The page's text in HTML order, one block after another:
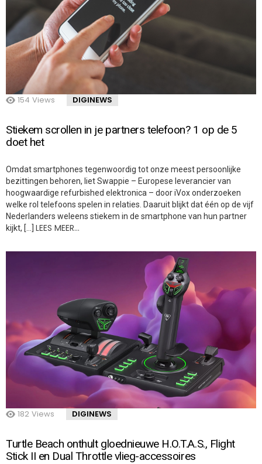
154 Views DIGINEWS
Stiekem scrollen in je partners telefoon? 1 op de 5
doet het
Omdat smartphones tegenwoordig tot onze meest persoonlijke
bezittingen behoren, liet Swappie – Europese leverancier van
hoogwaardige refurbished elektronica – door iVox onderzoeken
welke rol telefoons spelen in relaties. Daaruit blijkt dat één op de vijf
Nederlanders weleens stiekem in de smartphone van hun partner
kijkt, […] LEES MEER…
182 Views DIGINEWS
Turtle Beach onthult gloednieuwe H.O.T.A.S., Flight
Stick II en Dual Throttle vlieg-accessoires